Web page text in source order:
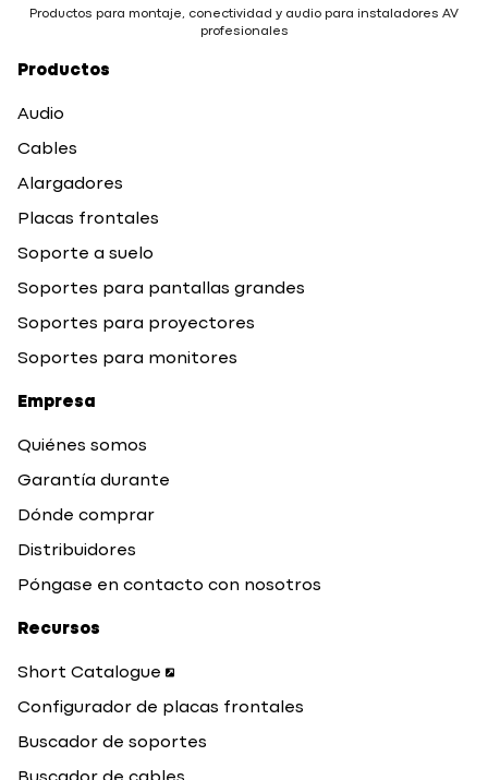
Productos para montaje, conectividad y audio para instaladores AV
profesionales
Productos
Audio
Cables
Alargadores
Placas frontales
Soporte a suelo
Soportes para pantallas grandes
Soportes para proyectores
Soportes para monitores
Empresa
Quiénes somos
Garantía durante
Dónde comprar
Distribuidores
Póngase en contacto con nosotros
Recursos
Short Catalogue
Configurador de placas frontales
Buscador de soportes